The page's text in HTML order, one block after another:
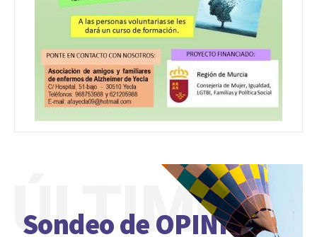
Sondeo de OPINIÓN
ÚLTIMO